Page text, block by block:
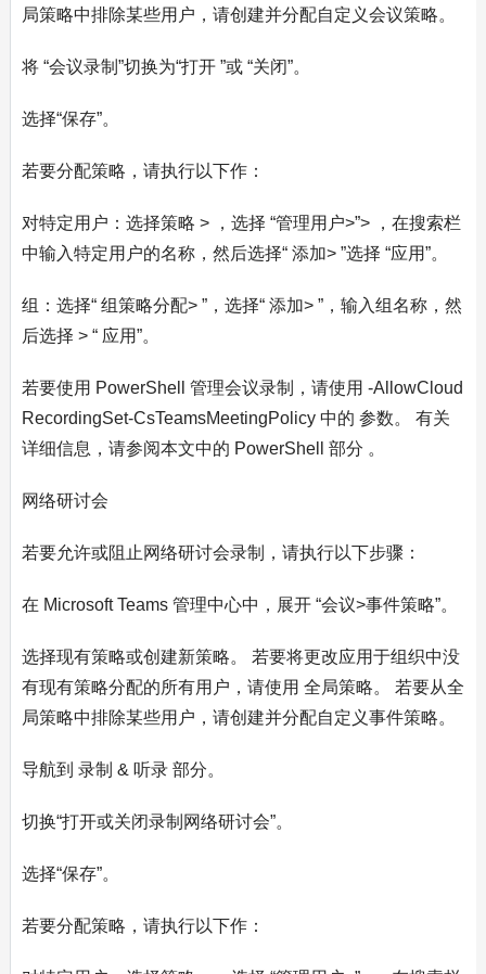
局策略中排除某些用户，请创建并分配自定义会议策略。
将 “会议录制”切换为“打开 ”或 “关闭”。
选择“保存”。
若要分配策略，请执行以下作：
对特定用户：选择策略 > ，选择 “管理用户>”> ，在搜索栏
中输入特定用户的名称，然后选择“ 添加> ”选择 “应用”。
组：选择“ 组策略分配> ”，选择“ 添加> ”，输入组名称，然
后选择 > “ 应用”。
若要使用 PowerShell 管理会议录制，请使用 -AllowCloud
RecordingSet-CsTeamsMeetingPolicy 中的 参数。 有关
详细信息，请参阅本文中的 PowerShell 部分 。
网络研讨会
若要允许或阻止网络研讨会录制，请执行以下步骤：
在 Microsoft Teams 管理中心中，展开 “会议>事件策略”。
选择现有策略或创建新策略。 若要将更改应用于组织中没
有现有策略分配的所有用户，请使用 全局策略。 若要从全
局策略中排除某些用户，请创建并分配自定义事件策略。
导航到 录制 & 听录 部分。
切换“打开或关闭录制网络研讨会”。
选择“保存”。
若要分配策略，请执行以下作：